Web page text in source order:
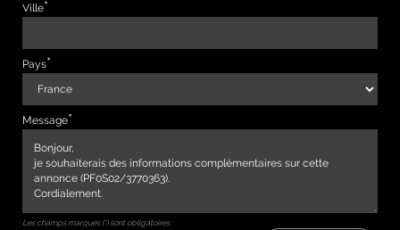
Ville
Pays
Message
Les champs marqués (*) sont obligatoires